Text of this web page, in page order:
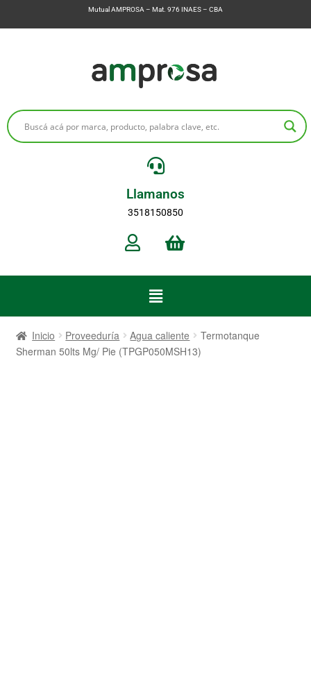
Mutual AMPROSA – Mat. 976 INAES – CBA
Llamanos
3518150850
Inicio Proveeduría Agua caliente
Termotanque
Sherman 50lts Mg/ Pie (TPGP050MSH13)